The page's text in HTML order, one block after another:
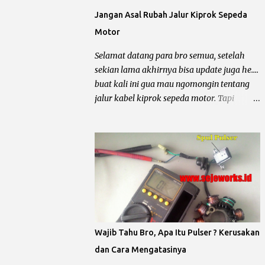
searah. Maka sumber arus pengapian
berasal dari accu bukan dari spul pengapian
(merah/hitam) terus apa gunanya spul
magnet pada honda beat karbu ? pertama
sebagai pulser dan yang kedua sebagai
sumber pengisian dan penerangan. Berarti
jika motor honda beat mogok dan tidak
(12,5 volt), sikring, kunci kontak, saklar
standar samping, pulser, CDI, koil dan busi.
Untuk lebih jelasnya gua kasih gambarnya
bro.. chek it dot......
Jangan Asal Rubah Jalur Kiprok Sepeda
Motor
Selamat datang para bro semua, setelah
sekian lama akhirnya bisa update juga he....
buat kali ini gua mau ngomongin tentang
jalur kabel kiprok sepeda motor. Tapi
Penerangan dan Sistem Pengapian. Karena
secara garis besar dan utama sistem
kelistrikan sepeda motor dibagi menjadi
dua hal tersebut, kalau dua hal dasar
tersebut belum paham dan bundet, jadi ya
akan semprawut he... he... Sebenarnya hal
ini telah sering kali kita omongin, tapi
berhubung ada sesuatu jadi gua tambah
lagi dengan jalur soketan menuju kiprok
Wajib Tahu Bro, Apa Itu Pulser ? Kerusakan
dan Cara Mengatasinya